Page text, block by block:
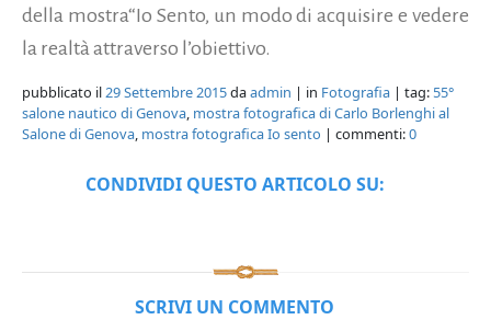
della mostra“Io Sento, un modo di acquisire e vedere
la realtà attraverso l’obiettivo.
pubblicato il29 Settembre 2015daadmin | in Fotografia | tag: 55°
salone nautico di Genova, mostra fotografica di Carlo Borlenghi al
Salone di Genova, mostra fotografica Io sento | commenti:0
CONDIVIDI QUESTO ARTICOLO SU:
SCRIVI UN COMMENTO